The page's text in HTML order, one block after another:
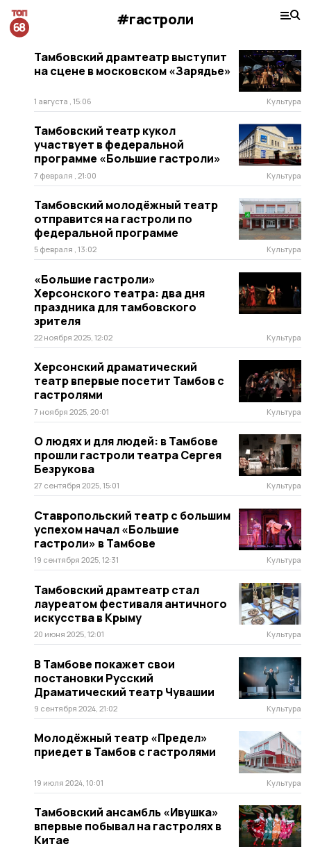
#гастроли
Тамбовский драмтеатр выступит
на сцене в московском «Зарядье»
1 августа , 15:06 Культура
Тамбовский театр кукол
участвует в федеральной
программе «Большие гастроли»
7 февраля , 21:00 Культура
Тамбовский молодёжный театр
отправится на гастроли по
федеральной программе
5 февраля , 13:02 Культура
«Большие гастроли»
Херсонского театра: два дня
праздника для тамбовского
зрителя
22 ноября 2025, 12:02 Культура
Херсонский драматический
театр впервые посетит Тамбов с
гастролями
7 ноября 2025, 20:01 Культура
О людях и для людей: в Тамбове
прошли гастроли театра Сергея
Безрукова
27 сентября 2025, 15:01 Культура
Ставропольский театр с большим
успехом начал «Большие
гастроли» в Тамбове
19 сентября 2025, 12:31 Культура
Тамбовский драмтеатр стал
лауреатом фестиваля античного
искусства в Крыму
20 июня 2025, 12:01 Культура
В Тамбове покажет свои
постановки Русский
Драматический театр Чувашии
9 сентября 2024, 21:02 Культура
Молодёжный театр «Предел»
приедет в Тамбов с гастролями
19 июля 2024, 10:01 Культура
Тамбовский ансамбль «Ивушка»
впервые побывал на гастролях в
Китае